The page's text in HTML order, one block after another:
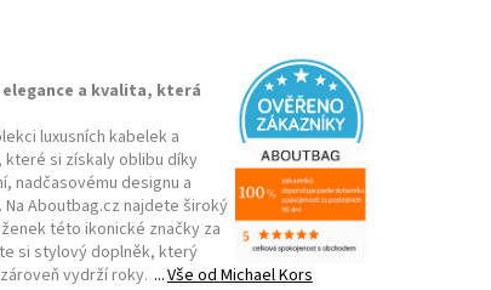
elegance a kvalita, která
luxusních kabelek a
které si získaly oblibu díky
nadčasovému designu a
Aboutbag.cz najdete široký
této ikonické značky za
si stylový doplněk, který
vydrží roky.
Vše odMichael Kors